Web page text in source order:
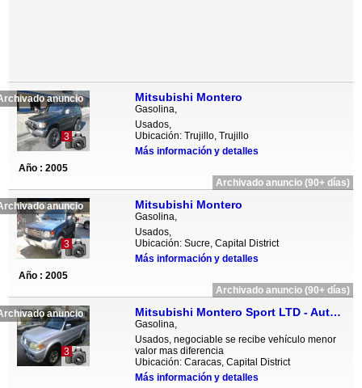
anuncio
3
Mitsubishi Montero
Gasolina,
Usados,
Ubicación: Trujillo, Trujillo
Más información y detalles
Año : 2005
Archivado anuncio (90+ días)
anuncio
3
Mitsubishi Montero
Gasolina,
Usados,
Ubicación: Sucre, Capital District
Más información y detalles
Año : 2005
Archivado anuncio (90+ días)
anuncio
3
Mitsubishi Montero Sport LTD - Automatico
Gasolina,
Usados, negociable se recibe vehículo menor
valor mas diferencia
Ubicación: Caracas, Capital District
Más información y detalles